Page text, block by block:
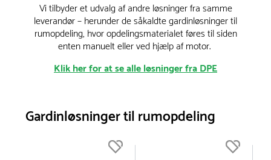
Vi tilbyder et udvalg af andre løsninger fra samme
leverandør – herunder de såkaldte gardinløsninger til
rumopdeling, hvor opdelingsmaterialet føres til siden
enten manuelt eller ved hjælp af motor.
Klik her for at se alle løsninger fra DPE
Gardinløsninger til rumopdeling